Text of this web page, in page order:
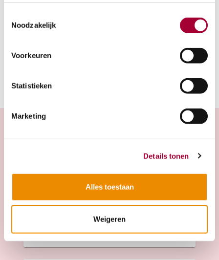
Noodzakelijk
Voorkeuren
Statistieken
Marketing
Details tonen
Alles toestaan
Weigeren
Parkeergelegenheid
Lekdijk Oost 14, 3961 MB Wijk bij Duurstede.
Prinses Marijkesluis
Prinses Marijkesluisweg 3, 4023AX Rijswijk
Bezoekuren:10:00-15:00